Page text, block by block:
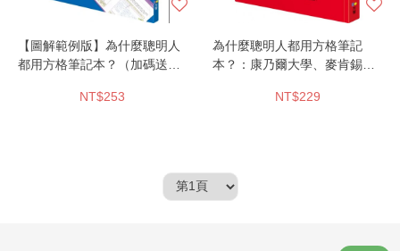
【圖解範例版】為什麼聰明人
都用方格筆記本？（加碼送B5
NT$253
為什麼聰明人都用方格筆記
本？：康乃爾大學、麥肯錫顧
割方格筆記本）
NT$229